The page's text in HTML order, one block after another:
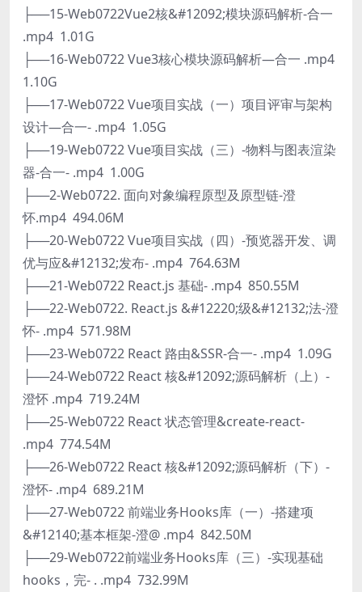
├──15-Web0722Vue2核&#12092;模块源码解析-合一
.mp4 1.01G
├──16-Web0722 Vue3核心模块源码解析—合一 .mp4
1.10G
├──17-Web0722 Vue项目实战（一）项目评审与架构
设计—合一- .mp4 1.05G
├──19-Web0722 Vue项目实战（三）-物料与图表渲染
器-合一- .mp4 1.00G
├──2-Web0722. 面向对象编程原型及原型链-澄
怀.mp4 494.06M
├──20-Web0722 Vue项目实战（四）-预览器开发、调
优与应&#12132;发布- .mp4 764.63M
├──21-Web0722 React.js 基础- .mp4 850.55M
├──22-Web0722. React.js &#12220;级&#12132;法-澄
怀- .mp4 571.98M
├──23-Web0722 React 路由&SSR-合一- .mp4 1.09G
├──24-Web0722 React 核&#12092;源码解析（上）-
澄怀 .mp4 719.24M
├──25-Web0722 React 状态管理&create-react-
.mp4 774.54M
├──26-Web0722 React 核&#12092;源码解析（下）-
澄怀- .mp4 689.21M
├──27-Web0722 前端业务Hooks库（一）-搭建项
&#12140;基本框架-澄@ .mp4 842.50M
├──29-Web0722前端业务Hooks库（三）-实现基础
hooks，完- . .mp4 732.99M